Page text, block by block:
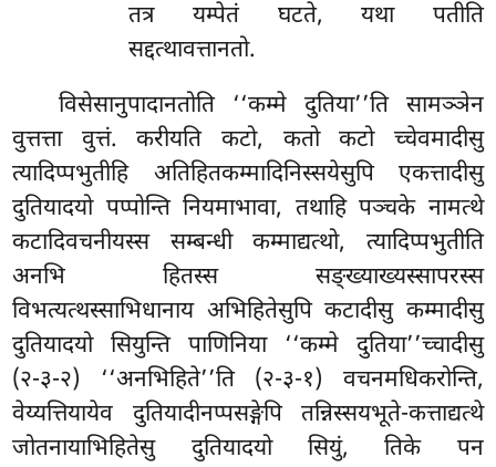
तत्र यम्पेतं घटते, यथा पतीति
सद्दत्थावत्तानतो.
विसेसानुपादानतोति ‘‘कम्मे दुतिया’’ति सामञ्ञेन
वुत्तत्ता वुत्तं. करीयति कटो, कतो कटो च्चेवमादीसु
त्यादिप्पभुतीहि अतिहितकम्मादिनिस्सयेसुपि एकत्तादीसु
दुतियादयो पप्पोन्ति नियमाभावा, तथाहि पञ्चके नामत्थे
कटादिवचनीयस्स सम्बन्धी कम्माद्यत्थो, त्यादिप्पभुतीति
अनभि हितस्स सङ्ख्याख्यस्सापरस्स
विभत्यत्थस्साभिधानाय अभिहितेसुपि कटादीसु कम्मादीसु
दुतियादयो सियुन्ति पाणिनिया ‘‘कम्मे दुतिया’’च्चादीसु
(२-३-२) ‘‘अनभिहिते’’ति (२-३-१) वचनमधिकरोन्ति,
वेय्यत्तियायेव दुतियादीनप्पसङ्गेपि तन्निस्सयभूते-कत्ताद्यत्थे
जोतनायाभिहितेसु दुतियादयो सियुं, तिके पन